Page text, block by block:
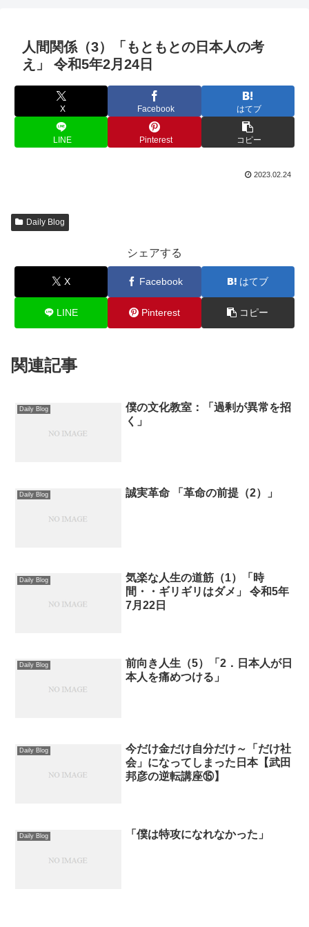
人間関係（3）「もともとの日本人の考
え」 令和5年2月24日
X Facebook はてブ
LINE Pinterest コピー
2023.02.24
Daily Blog
シェアする
X Facebook はてブ
LINE Pinterest コピー
関連記事
Daily Blog
僕の文化教室：「過剰が異常を招
く」
Daily Blog 誠実革命 「革命の前提（2）」
Daily Blog
気楽な人生の道筋（1）「時
間・・ギリギリはダメ」 令和5年
7月22日
Daily Blog
前向き人生（5）「2．日本人が日
本人を痛めつける」
Daily Blog
今だけ金だけ自分だけ～「だけ社
会」になってしまった日本【武田
邦彦の逆転講座⑮】
Daily Blog 「僕は特攻になれなかった」